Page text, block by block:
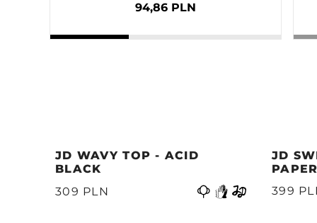
94,86 PLN
JD WAVY TOP - ACID
BLACK
309 PLN
JD
399
Poprzedni